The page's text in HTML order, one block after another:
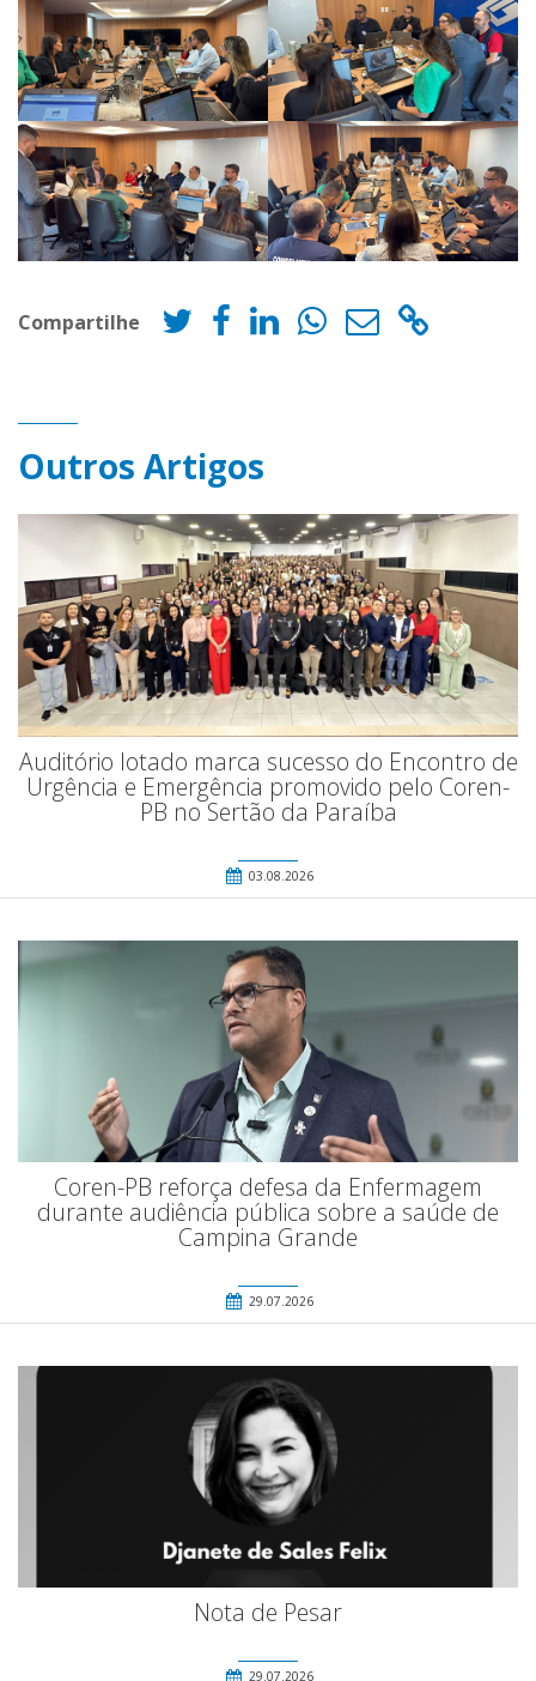
Compartilhe
Outros Artigos
Auditório lotado marca sucesso do Encontro de
Urgência e Emergência promovido pelo Coren-
PB no Sertão da Paraíba
03.08.2026
Coren-PB reforça defesa da Enfermagem
durante audiência pública sobre a saúde de
Campina Grande
29.07.2026
Nota de Pesar
29.07.2026